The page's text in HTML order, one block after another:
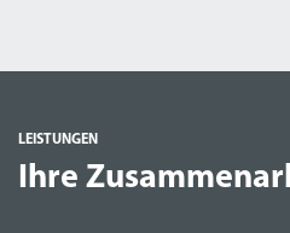
LEISTUNGEN
Ihre